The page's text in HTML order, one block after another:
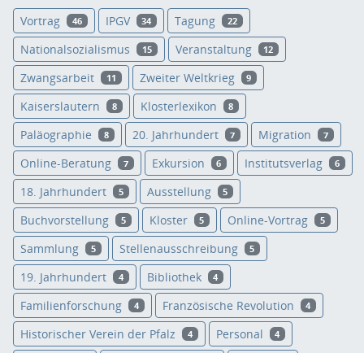
Vortrag 46 IPGV 34 Tagung 22
Nationalsozialismus 15 Veranstaltung 12
Zwangsarbeit 11 Zweiter Weltkrieg 9
Kaiserslautern 8 Klosterlexikon 8
Paläographie 8 20. Jahrhundert 7 Migration 7
Online-Beratung 7 Exkursion 6 Institutsverlag 6
18. Jahrhundert 5 Ausstellung 5
Buchvorstellung 5 Kloster 5 Online-Vortrag 5
Sammlung 5 Stellenausschreibung 5
19. Jahrhundert 4 Bibliothek 4
Familienforschung 4 Französische Revolution 4
Historischer Verein der Pfalz 4 Personal 4